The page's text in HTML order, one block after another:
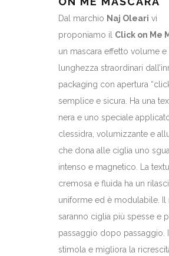
Dal marchio Naj Oleari vi
proponiamo il Click on Me
un mascara effetto volume e
lunghezza straordinari
packaging con apertura
semplice e sicura. Ha una
nera e uno speciale
clessidra, volumizzante e
che dona alle ciglia uno
intenso e magnetico. La
cremosa e fluida ha un
uniforme ed è modulabile. Il
saranno ciglia più spesse e
passaggio dopo passaggio.
stimola e migliora la